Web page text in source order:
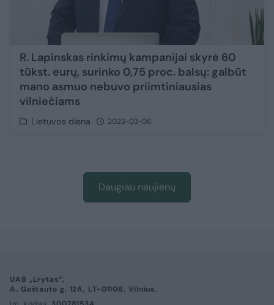
R. Lapinskas rinkimų kampanijai skyrė 60
tūkst. eurų, surinko 0,75 proc. balsų: galbūt
mano asmuo nebuvo priimtiniausias
vilniečiams
Lietuvos diena 2023-03-06
Daugiau naujienų
UAB „Lrytas“,
A. Goštauto g. 12A, LT-01108, Vilnius.